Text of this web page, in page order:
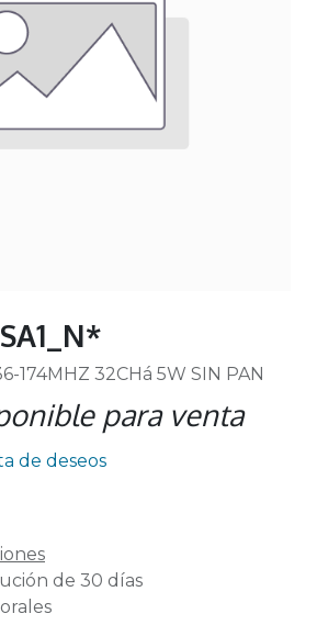
174MHZ 32CHá 5W SIN PAN
para venta
de deseos
de 30 días